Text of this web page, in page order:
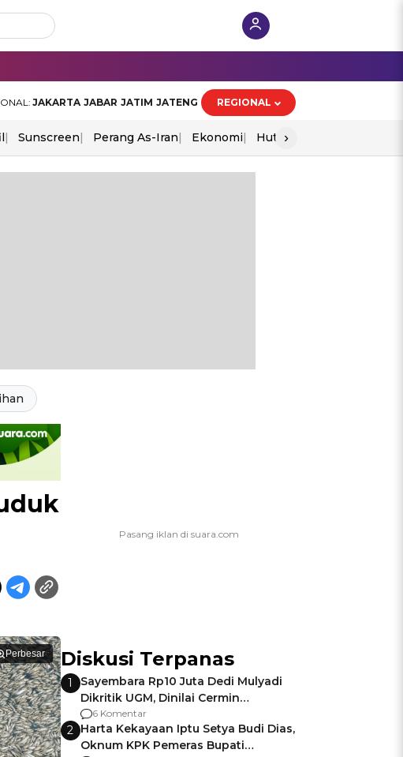
JAKARTA JABAR JATIM JATENG REGIONAL
Sunscreen Perang As-Iran Ekonomi Hut Ri
›
Perbesar Diskusi Terpanas
1
Sayembara Rp10 Juta Dedi Mulyadi
Dikritik UGM, Dinilai Cermin
Gagalnya Negara Jamin Keamanan
6 Komentar
2 Harta Kekayaan Iptu Setya Budi Dias,
Oknum KPK Pemeras Bupati